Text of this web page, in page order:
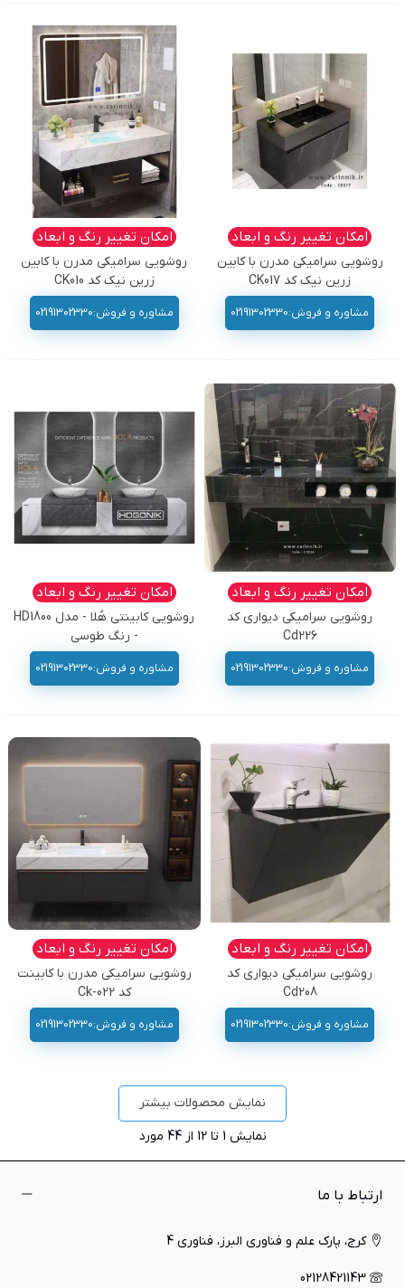
امکان تغییر رنگ و ابعاد
روشویی سرامیکی مدرن با کابین
زرین نیک کد CK017
مشاوره و فروش:02191302330
امکان تغییر رنگ و ابعاد
روشویی سرامیکی مدرن با کابین
زرین نیک کد CK010
مشاوره و فروش:02191302330
امکان تغییر رنگ و ابعاد
روشویی سرامیکی دیواری کد
Cd226
مشاوره و فروش:02191302330
امکان تغییر رنگ و ابعاد
روشویی کابینتی هُلا - مدل HD1800
- رنگ طوسی
مشاوره و فروش:02191302330
امکان تغییر رنگ و ابعاد
روشویی سرامیکی دیواری کد
Cd208
مشاوره و فروش:02191302330
امکان تغییر رنگ و ابعاد
روشویی سرامیکی مدرن با کابینت
کد Ck-022
مشاوره و فروش:02191302330
نمایش محصولات بیشتر
نمایش 1 تا 12 از 44 مورد
ارتباط با ما
کرج، پارک علم و فناوری البرز، فناوری 4
02128421143